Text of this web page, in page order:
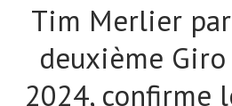
Tim Merlier
deuxième
2024, confirme